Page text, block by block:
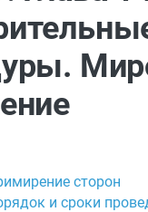
сторон
и сроки